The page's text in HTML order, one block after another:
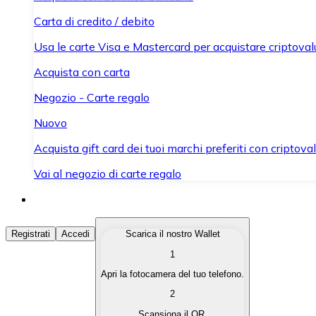
Carta di credito / debito
Usa le carte Visa e Mastercard per acquistare
Acquista con carta
Negozio - Carte regalo
Nuovo
Acquista gift card dei tuoi marchi preferiti con
Vai al negozio di carte regalo
Acquista Criptovalute
Acquista le criptovalute che ti interessano in modo
Converti le tue criptovalute in valuta fiat quando ne hai
Registrati Accedi
Scarica il nostro Wallet
1
Apri la fotocamera del tuo telefono.
2